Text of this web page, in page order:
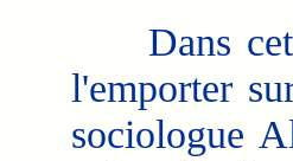
Dans
l'emporter
sociologue